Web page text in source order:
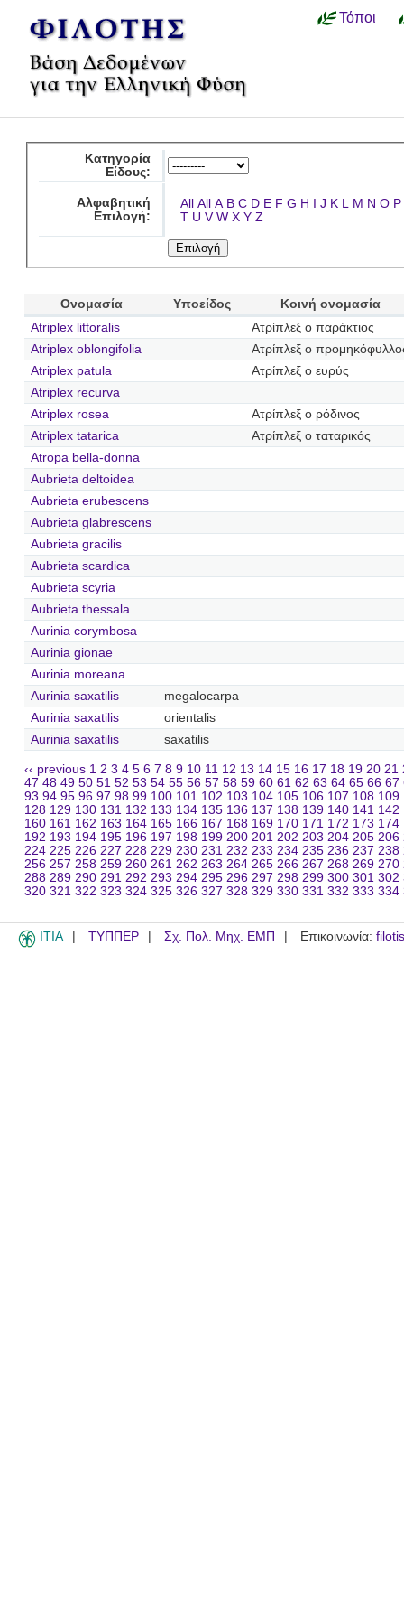
Τόποι
Κατηγορία
Είδους:
Αλφαβητική
Επιλογή:
All All A B C D E F G H I J K L M N O P
T U V W X Y Z
Ονομασία Υποείδος
Κοινή ονομασία
Atriplex littoralis
Ατρίπλεξ ο παράκτιος
Atriplex oblongifolia
Ατρίπλεξ ο
Atriplex patula
Ατρίπλεξ ο ευρύς
Atriplex recurva
Atriplex rosea
Ατρίπλεξ ο ρόδινος
Atriplex tatarica
Ατρίπλεξ ο ταταρικός
Atropa bella-donna
Aubrieta deltoidea
Aubrieta erubescens
Aubrieta glabrescens
Aubrieta gracilis
Aubrieta scardica
Aubrieta scyria
Aubrieta thessala
Aurinia corymbosa
Aurinia gionae
Aurinia moreana
Aurinia saxatilis
megalocarpa
Aurinia saxatilis
orientalis
Aurinia saxatilis
saxatilis
‹‹ previous 1 2 3 4 5 6 7 8 9 10 11 12 13 14 15 16 17 18 19 20 21
47 48 49 50 51 52 53 54 55 56 57 58 59 60 61 62 63 64 65 66 67
93 94 95 96 97 98 99 100 101 102 103 104 105 106 107 108 109
128 129 130 131 132 133 134 135 136 137 138 139 140 141 142
160 161 162 163 164 165 166 167 168 169 170 171 172 173 174
192 193 194 195 196 197 198 199 200 201 202 203 204 205 206
224 225 226 227 228 229 230 231 232 233 234 235 236 237 238
256 257 258 259 260 261 262 263 264 265 266 267 268 269 270
288 289 290 291 292 293 294 295 296 297 298 299 300 301 302
320 321 322 323 324 325 326 327 328 329 330 331 332 333 334
ITIA ΤΥΠΠΕΡ Σχ. Πολ. Μηχ. ΕΜΠ Επικοινωνία: